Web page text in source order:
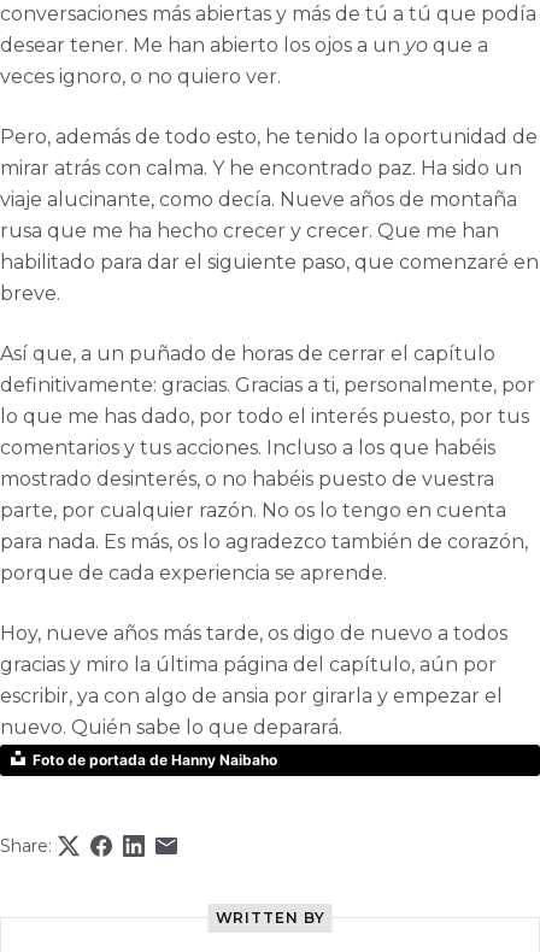
conversaciones más abiertas y más de tú a tú que podía
desear tener. Me han abierto los ojos a un yo que a
veces ignoro, o no quiero ver.
Pero, además de todo esto, he tenido la oportunidad de
mirar atrás con calma. Y he encontrado paz. Ha sido un
viaje alucinante, como decía. Nueve años de montaña
rusa que me ha hecho crecer y crecer. Que me han
habilitado para dar el siguiente paso, que comenzaré en
breve.
Así que, a un puñado de horas de cerrar el capítulo
definitivamente: gracias. Gracias a ti, personalmente, por
lo que me has dado, por todo el interés puesto, por tus
comentarios y tus acciones. Incluso a los que habéis
mostrado desinterés, o no habéis puesto de vuestra
parte, por cualquier razón. No os lo tengo en cuenta
para nada. Es más, os lo agradezco también de corazón,
porque de cada experiencia se aprende.
Hoy, nueve años más tarde, os digo de nuevo a todos
gracias y miro la última página del capítulo, aún por
escribir, ya con algo de ansia por girarla y empezar el
nuevo. Quién sabe lo que deparará.
Foto de portada de Hanny Naibaho
Share:
WRITTEN BY